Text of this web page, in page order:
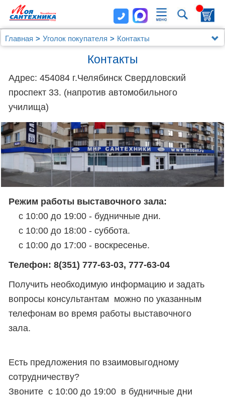
Главная Уголок покупателя Контакты
Контакты
Адрес: 454084 г.Челябинск Свердловский
проспект 33. (напротив автомобильного
училища)
Режим работы выставочного зала:
с 10:00 до 19:00 - будничные дни.
с 10:00 до 18:00 - суббота.
с 10:00 до 17:00 - воскресенье.
Телефон: 8(351) 777-63-03, 777-63-04
Получить необходимую информацию и задать
вопросы консультантам можно по указанным
телефонам во время работы выставочного
зала.
Есть предложения по взаимовыгодному
сотрудничеству?
Звоните с 10:00 до 19:00 в будничные дни